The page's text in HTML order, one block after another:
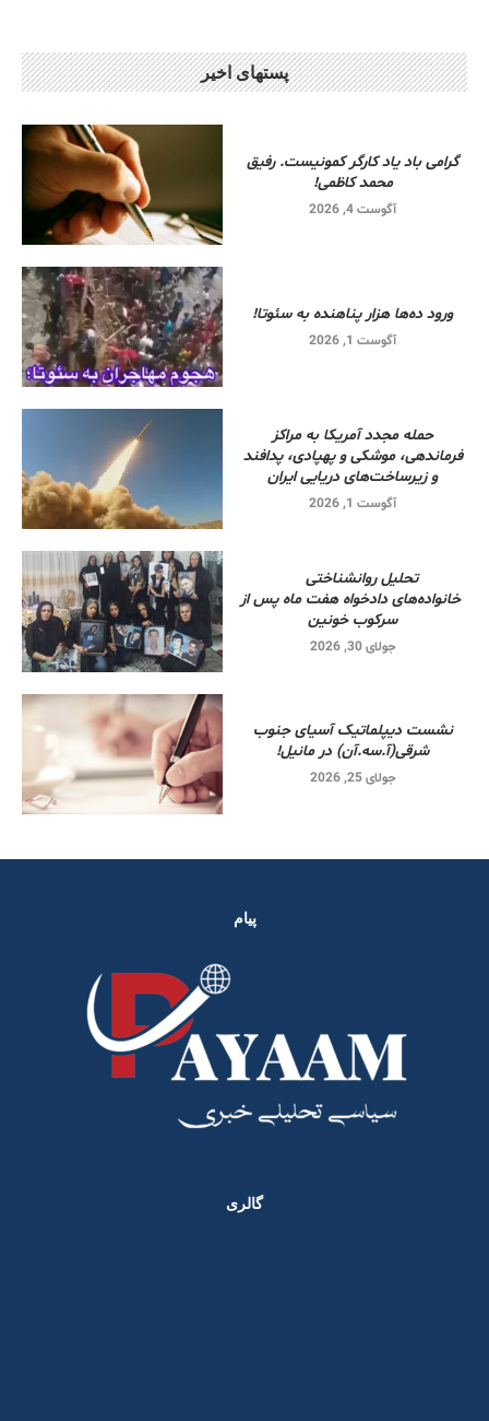
پستهای اخیر
گرامی باد یاد کارگر کمونیست. رفیق
محمد کاظمی!
آگوست 4, 2026
ورود ده‌ها هزار پناهنده به سئوتا!
آگوست 1, 2026
حمله مجدد آمریکا به مراکز
فرماندهی، موشکی و پهپادی، پدافند
و زیرساخت‌های دریایی ایران
آگوست 1, 2026
تحلیل روانشناختی
خانواده‌های دادخواه هفت ماه پس از
سرکوب خونین
جولای 30, 2026
نشست دیپلماتیک آسیای جنوب
شرقی‌(آ.سه.آن) در مانیل!
جولای 25, 2026
پیام
گالری